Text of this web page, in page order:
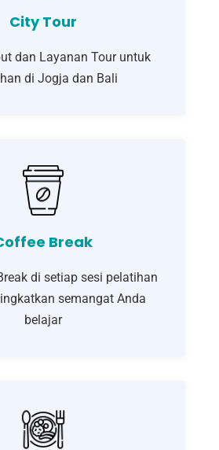
City Tour
dan Layanan Tour untuk
di Jogja dan Bali
Break
di setiap sesi pelatihan
semangat Anda
belajar